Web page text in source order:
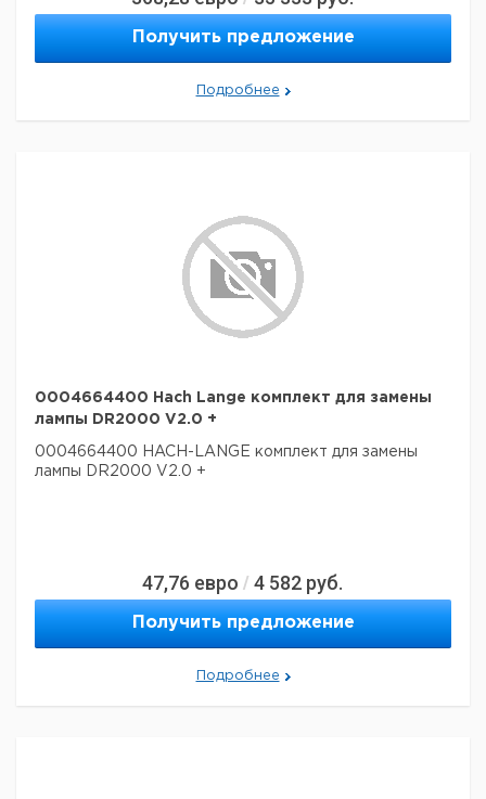
Получить предложение
Подробнее
0004664400 Hach Lange комплект для замены
лампы DR2000 V2.0 +
0004664400 HACH-LANGE комплект для замены
лампы DR2000 V2.0 +
47,76 евро / 4 582 руб.
Получить предложение
Подробнее